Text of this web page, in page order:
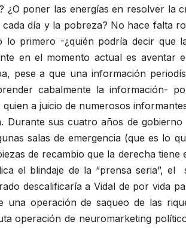
¿O poner las energías en resolver
día y la pobreza? No hace falta
primero -¿quién podría decir que
en el momento actual es aventar
pese a que una información
cabalmente la información-
quien a juicio de numerosos
Durante sus cuatro años de
salas de emergencia (que es lo
de recambio que la derecha
el blindaje de la “prensa seria”,
descalificaría a Vidal de por vida
operación de saqueo de las
operación de neuromarketing